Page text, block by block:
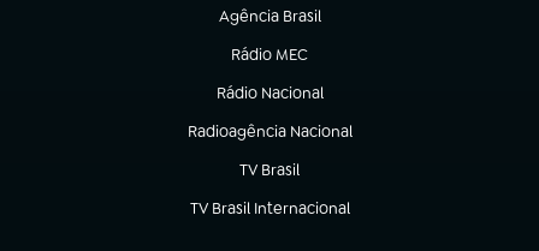
Agência Brasil
(abre em nova aba)
Rádio MEC
(abre em nova aba)
Rádio Nacional
Radioagência Nacional
(abre em nova aba)
TV Brasil
(abre em nova aba)
TV Brasil Internacional
(abre em nova aba)